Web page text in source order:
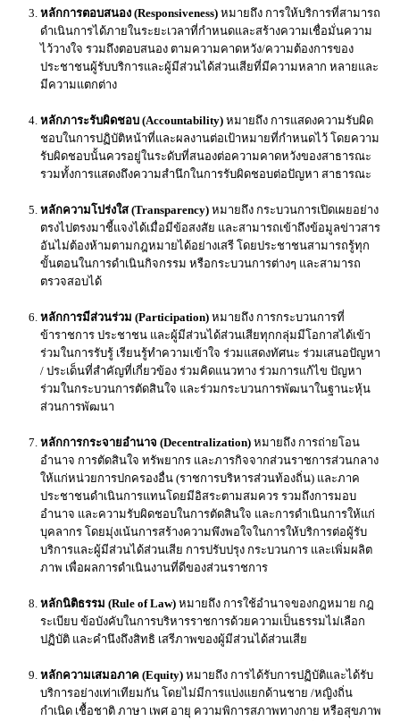
หลักการตอบสนอง (Responsiveness) หมายถึง การให้บริการที่สามารถ
ดำเนินการได้ภายในระยะเวลาที่กำหนดและสร้างความเชื่อมั่นความ
ไว้วางใจ รวมถึงตอบสนอง ตามความคาดหวัง/ความต้องการของ
ประชาชนผู้รับบริการและผู้มีส่วนได้ส่วนเสียที่มีความหลาก หลายและ
มีความแตกต่าง
หลักภาระรับผิดชอบ (Accountability) หมายถึง การแสดงความรับผิด
ชอบในการปฏิบัติหน้าที่และผลงานต่อเป้าหมายที่กำหนดไว้ โดยความ
รับผิดชอบนั้นควรอยู่ในระดับที่สนองต่อความคาดหวังของสาธารณะ
รวมทั้งการแสดงถึงความสำนึกในการรับผิดชอบต่อปัญหา สาธารณะ
หลักความโปร่งใส (Transparency) หมายถึง กระบวนการเปิดเผยอย่าง
ตรงไปตรงมาชี้แจงได้เมื่อมีข้อสงสัย และสามารถเข้าถึงข้อมูลข่าวสาร
อันไม่ต้องห้ามตามกฎหมายได้อย่างเสรี โดยประชาชนสามารถรู้ทุก
ขั้นตอนในการดำเนินกิจกรรม หรือกระบวนการต่างๆ และสามารถ
ตรวจสอบได้
หลักการมีส่วนร่วม (Participation) หมายถึง การกระบวนการที่
ข้าราชการ ประชาชน และผู้มีส่วนได้ส่วนเสียทุกกลุ่มมีโอกาสได้เข้า
ร่วมในการรับรู้ เรียนรู้ทำความเข้าใจ ร่วมแสดงทัศนะ ร่วมเสนอปัญหา
/ ประเด็นที่สำคัญที่เกี่ยวข้อง ร่วมคิดแนวทาง ร่วมการแก้ไข ปัญหา
ร่วมในกระบวนการตัดสินใจ และร่วมกระบวนการพัฒนาในฐานะหุ้น
ส่วนการพัฒนา
หลักการกระจายอำนาจ (Decentralization) หมายถึง การถ่ายโอน
อำนาจ การตัดสินใจ ทรัพยากร และภารกิจจากส่วนราชการส่วนกลาง
ให้แก่หน่วยการปกครองอื่น (ราชการบริหารส่วนท้องถิ่น) และภาค
ประชาชนดำเนินการแทนโดยมีอิสระตามสมควร รวมถึงการมอบ
อำนาจ และความรับผิดชอบในการตัดสินใจ และการดำเนินการให้แก่
บุคลากร โดยมุ่งเน้นการสร้างความพึงพอใจในการให้บริการต่อผู้รับ
บริการและผู้มีส่วนได้ส่วนเสีย การปรับปรุง กระบวนการ และเพิ่มผลิต
ภาพ เพื่อผลการดำเนินงานที่ดีของส่วนราชการ
หลักนิติธรรม (Rule of Law) หมายถึง การใช้อำนาจของกฎหมาย กฎ
ระเบียบ ข้อบังคับในการบริหารราชการด้วยความเป็นธรรมไม่เลือก
ปฏิบัติ และคำนึงถึงสิทธิ เสรีภาพของผู้มีส่วนได้ส่วนเสีย
หลักความเสมอภาค (Equity) หมายถึง การได้รับการปฏิบัติและได้รับ
บริการอย่างเท่าเทียมกัน โดยไม่มีการแบ่งแยกด้านชาย /หญิงถิ่น
กำเนิด เชื้อชาติ ภาษา เพศ อายุ ความพิการสภาพทางกาย หรือสุขภาพ